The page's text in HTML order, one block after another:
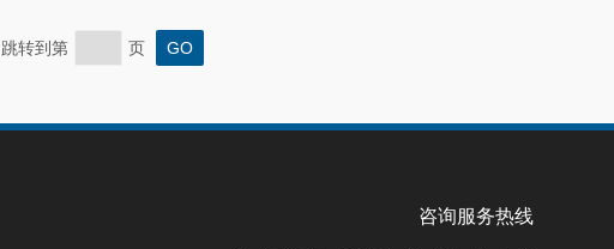
跳转到第 页
咨询服务热线